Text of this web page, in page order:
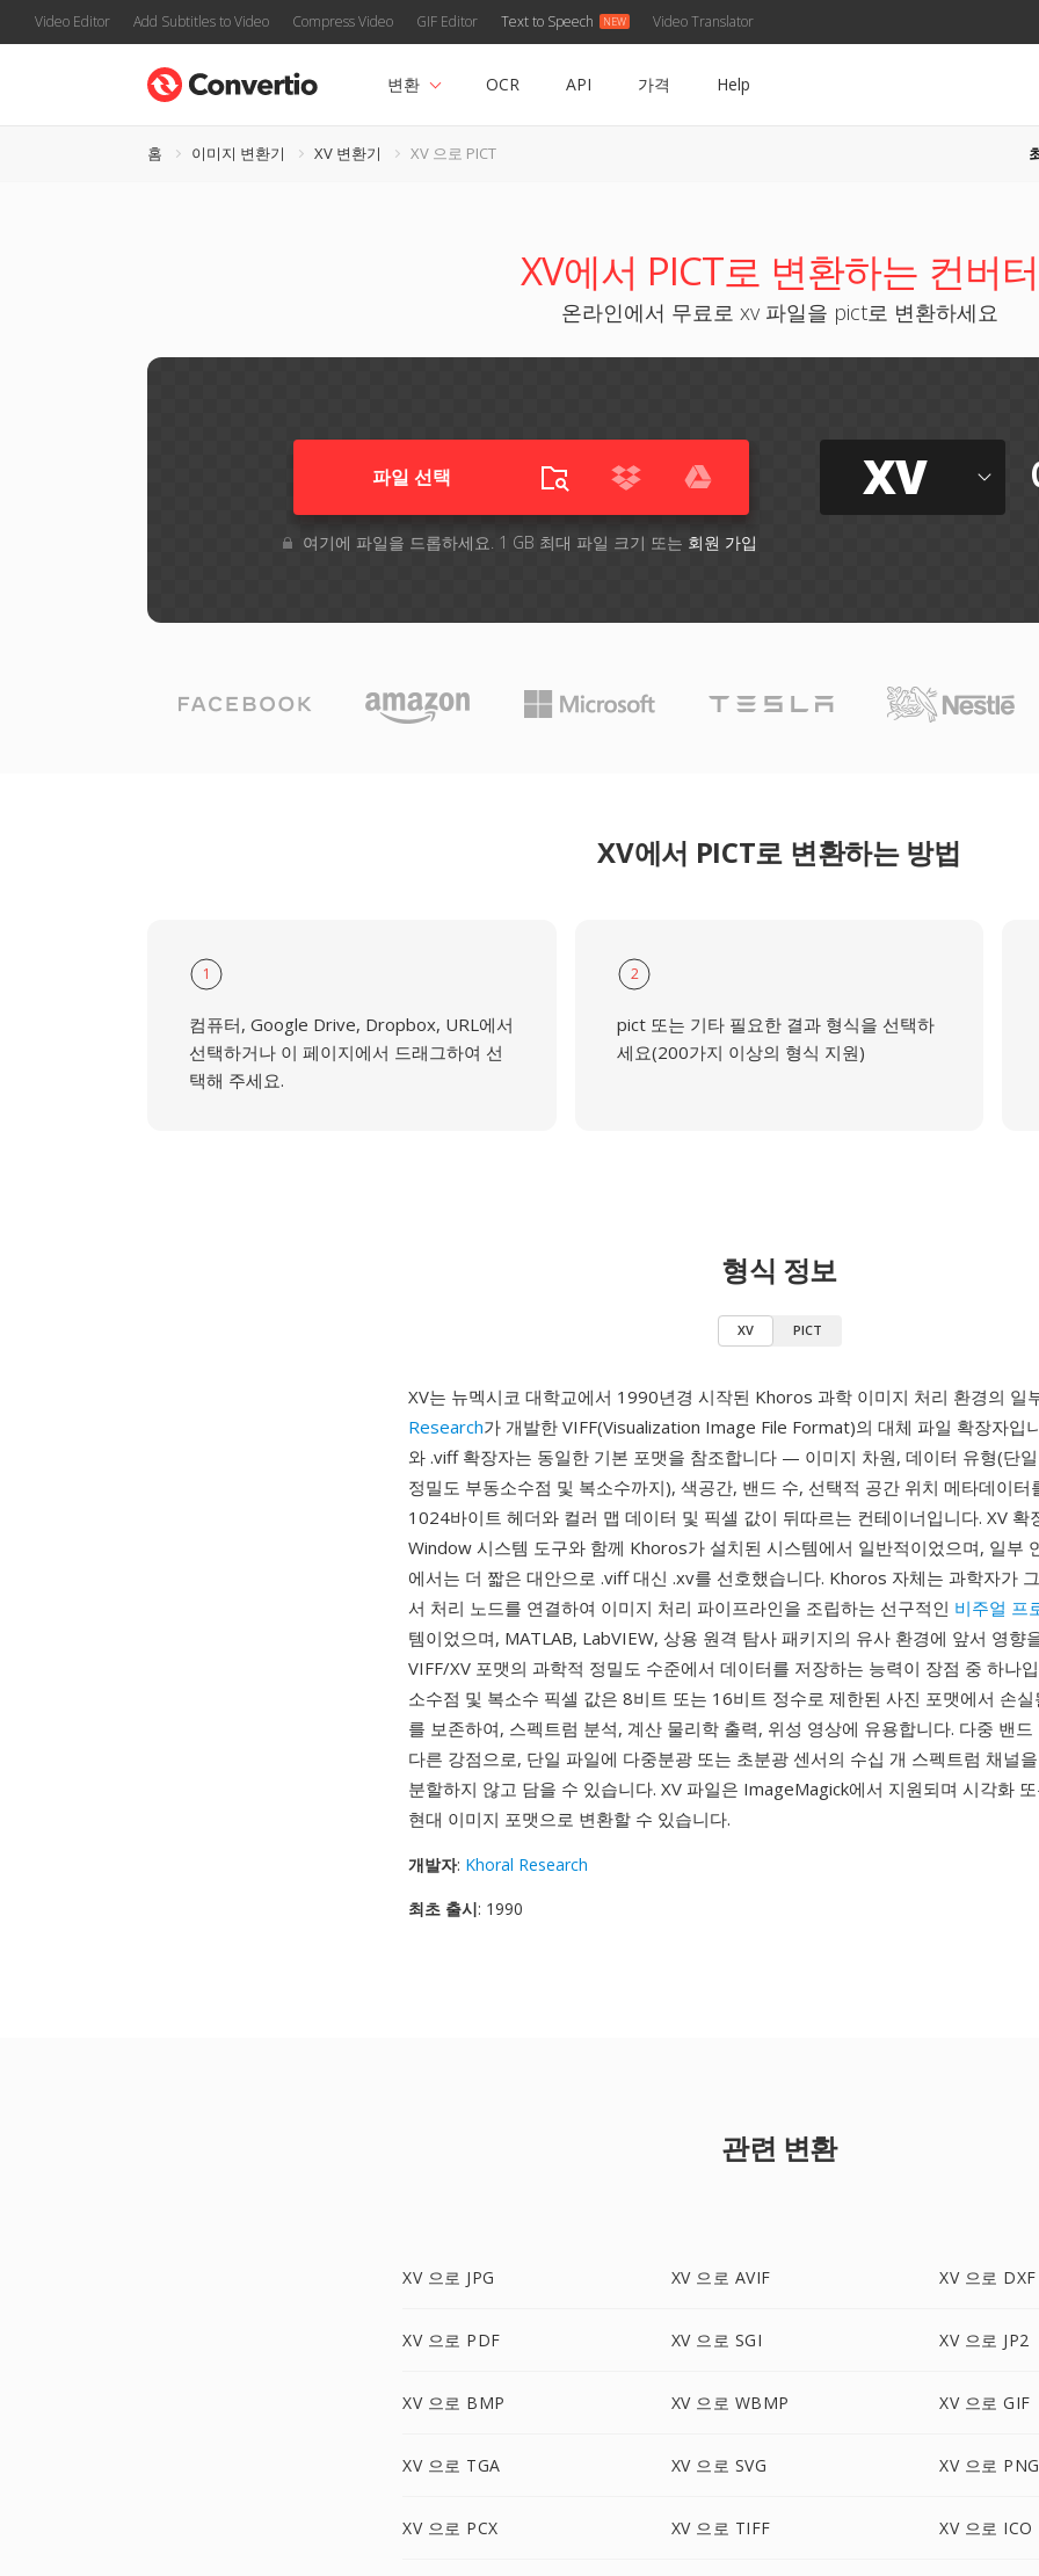
Video Editor Add Subtitles to Video Compress Video GIF Editor Text to Speech Video Translator
변환 OCR API 가격 Help
홈 이미지 변환기 XV 변환기 XV 으로 PICT
XV에서 PICT로 변환하는 컨버터
온라인에서 무료로 xv 파일을 pict로 변환하세요
파일 선택
여기에 파일을 드롭하세요. 1 GB 최대 파일 크기 또는 회원 가입
XV
XV에서 PICT로 변환하는 방법
1
컴퓨터, Google Drive, Dropbox, URL에서
선택하거나 이 페이지에서 드래그하여 선
택해 주세요.
2
pict 또는 기타 필요한 결과 형식을 선택하
세요(200가지 이상의 형식 지원)
형식 정보
XV PICT
XV는 뉴멕시코 대학교에서 1990년경 시작된 Khoros 과학 이미지 처리 환경의 일
Research가 개발한 VIFF(Visualization Image File Format)의 대체 파일 확장자입
와 .viff 확장자는 동일한 기본 포맷을 참조합니다 — 이미지 차원, 데이터 유형(단
정밀도 부동소수점 및 복소수까지), 색공간, 밴드 수, 선택적 공간 위치 메타데이터
1024바이트 헤더와 컬러 맵 데이터 및 픽셀 값이 뒤따르는 컨테이너입니다. XV 확
Window 시스템 도구와 함께 Khoros가 설치된 시스템에서 일반적이었으며, 일부
에서는 더 짧은 대안으로 .viff 대신 .xv를 선호했습니다. Khoros 자체는 과학자가
서 처리 노드를 연결하여 이미지 처리 파이프라인을 조립하는 선구적인 비주얼 프
템이었으며, MATLAB, LabVIEW, 상용 원격 탐사 패키지의 유사 환경에 앞서 영향
VIFF/XV 포맷의 과학적 정밀도 수준에서 데이터를 저장하는 능력이 장점 중 하나
소수점 및 복소수 픽셀 값은 8비트 또는 16비트 정수로 제한된 사진 포맷에서 손
를 보존하여, 스펙트럼 분석, 계산 물리학 출력, 위성 영상에 유용합니다. 다중 밴
다른 강점으로, 단일 파일에 다중분광 또는 초분광 센서의 수십 개 스펙트럼 채널
분할하지 않고 담을 수 있습니다. XV 파일은 ImageMagick에서 지원되며 시각화
현대 이미지 포맷으로 변환할 수 있습니다.
개발자: Khoral Research
최초 출시: 1990
관련 변환
XV 으로 JPG XV 으로 AVIF XV 으로 DXF
XV 으로 PDF XV 으로 SGI XV 으로 JP2
XV 으로 BMP XV 으로 WBMP XV 으로 GIF
XV 으로 TGA XV 으로 SVG XV 으로 PNG
XV 으로 PCX XV 으로 TIFF XV 으로 ICO